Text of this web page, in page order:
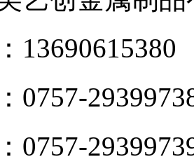
13690615380
0757-
0757-